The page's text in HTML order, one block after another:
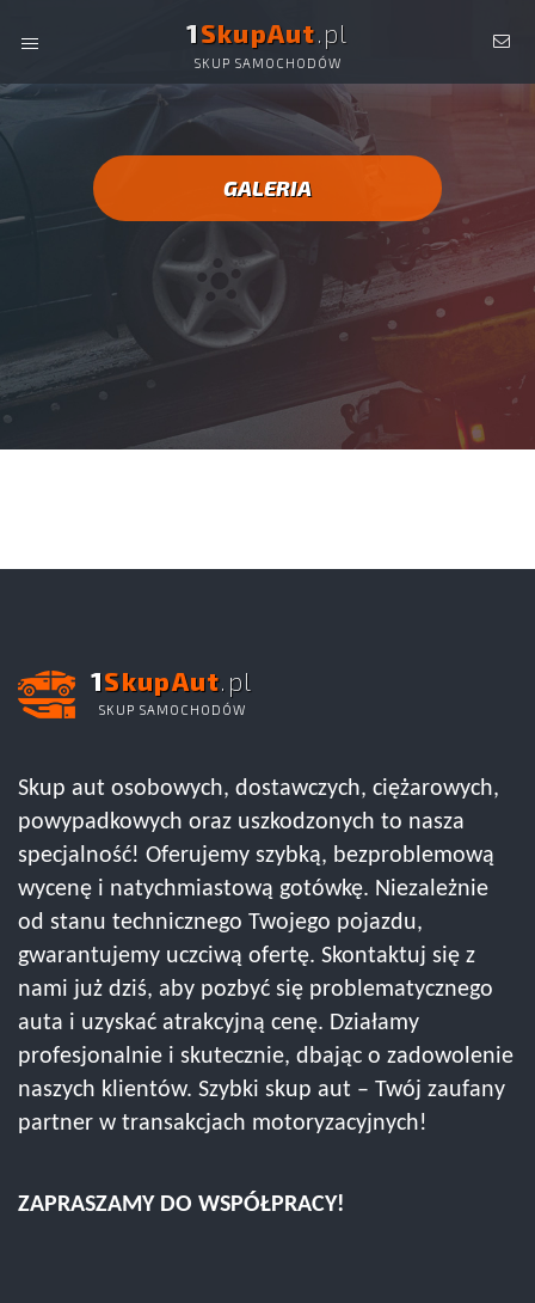
1SkupAut.pl
SKUP SAMOCHODÓW
SKUP AUT, SKUP SAMOCHODÓW -
AUTO SKUP CAŁA
GALERIA
1SkupAut.pl
SKUP SAMOCHODÓW
Skup aut osobowych, dostawczych, ciężarowych,
powypadkowych oraz uszkodzonych to nasza
specjalność! Oferujemy szybką, bezproblemową
wycenę i natychmiastową gotówkę. Niezależnie
od stanu technicznego Twojego pojazdu,
gwarantujemy uczciwą ofertę. Skontaktuj się z
nami już dziś, aby pozbyć się problematycznego
auta i uzyskać atrakcyjną cenę. Działamy
profesjonalnie i skutecznie, dbając o zadowolenie
naszych klientów. Szybki skup aut – Twój zaufany
partner w transakcjach motoryzacyjnych!
ZAPRASZAMY DO WSPÓŁPRACY!